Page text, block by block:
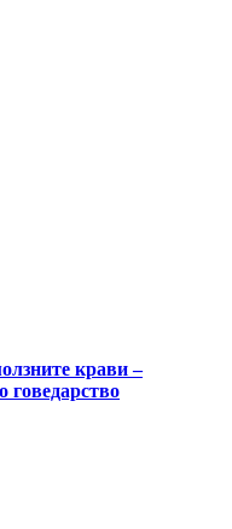
крави –
говедарство